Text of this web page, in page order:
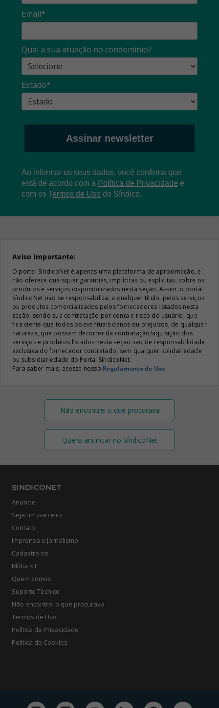
Email*
Qual a sua atuação no condomínio?
Estado*
Assinar newsletter
Ao informar os seus dados, você confirma que
está de acordo com a Política de Privacidade e
com os Termos de Uso do Síndico.
Aviso importante:
O portal SíndicoNet é apenas uma plataforma de aproximação, e
não oferece quaisquer garantias, implícitas ou explicitas, sobre os
produtos e serviços disponibilizados nesta seção. Assim, o portal
SíndicoNet não se responsabiliza, a qualquer título, pelos serviços
ou produtos comercializados pelos fornecedores listados nesta
seção, sendo sua contratação por conta e risco do usuário, que
fica ciente que todos os eventuais danos ou prejuízos, de qualquer
natureza, que possam decorrer da contratação/aquisição dos
serviços e produtos listados nesta seção são de responsabilidade
exclusiva do fornecedor contratado, sem qualquer solidariedade
ou subsidiariedade do Portal SíndicoNet.
Para saber mais, acesse nosso Regulamento de Uso.
Não encontrei o que procurava
Quero anunciar no SíndicoNet
SINDICONET
Anuncie
Seja um parceiro
Contato
Imprensa e Jornalismo
Cadastre-se
Mídia Kit
Quem somos
Suporte Técnico
Não encontrei o que procurava
Termos de Uso
Política de Privacidade
Política de Cookies